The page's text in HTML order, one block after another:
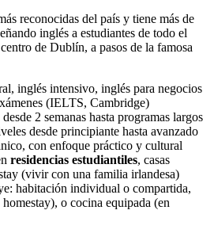
reconocidas del país y tiene más de
inglés a estudiantes de todo el
de Dublín, a pasos de la famosa
inglés intensivo, inglés para negocios
(IELTS, Cambridge)
desde 2 semanas hasta programas largos
desde principiante hasta avanzado
con enfoque práctico y cultural
residencias estudiantiles, casas
(vivir con una familia irlandesa)
habitación individual o compartida,
o cocina equipada (en